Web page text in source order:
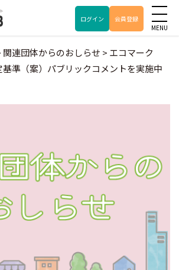
ログイン 会員登録
関連団体からのおしらせ > エコマーク
基準（案）パブリックコメントを実施中